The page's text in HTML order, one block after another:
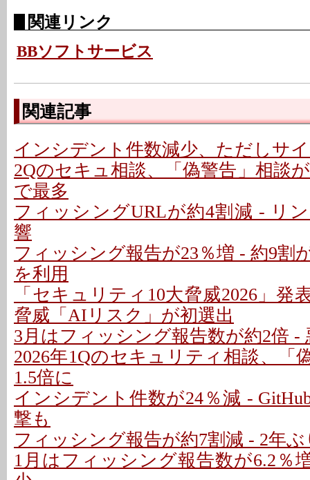
関連リンク
BBソフトサービス
関連記事
インシデント件数減少、ただしサ
2Qのセキュ相談、「偽警告」相談
で最多
フィッシングURLが約4割減 - リ
響
フィッシング報告が23％増 - 約9割
を利用
「セキュリティ10大脅威2026」発
脅威「AIリスク」が初選出
3月はフィッシング報告数が約2倍 -
2026年1Qのセキュリティ相談、「
1.5倍に
インシデント件数が24％減 -
撃も
フィッシング報告が約7割減 - 2年
1月はフィッシング報告数が6.2％